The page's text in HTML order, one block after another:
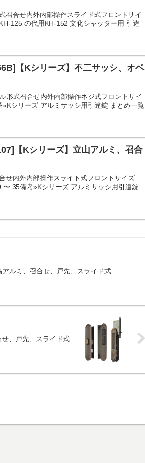
召合せ内外内部操作スライド式フロントサイ
125 の代用KH-152 文化シャッター用 引違
【Kシリーズ】不二サッシ、オベ
形式召合せ内外内部操作ネジ式フロントサイ
シリーズ アルミサッシ用引違錠 まとめ一覧
【Kシリーズ】立山アルミ、召合
せ内外内部操作スライド式フロントサイズ
35備考»Kシリーズ アルミサッシ用引違錠
ルミ、召合せ、戸先、スライド式
、戸先、スライド式